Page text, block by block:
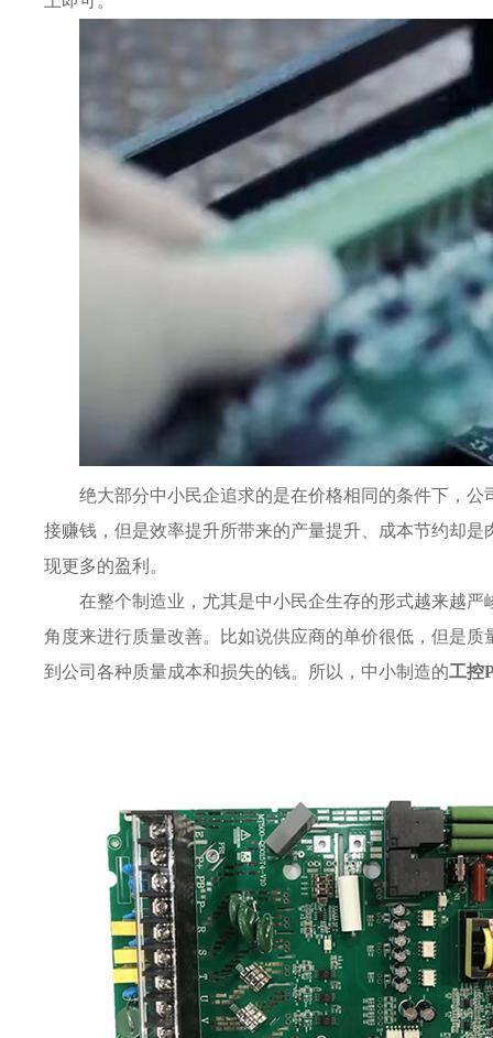
绝大部分中小民企追求的是在价格相同的条件下，
接赚钱，但是效率提升所带来的产量提升、成本节约却
现更多的盈利。
在整个制造业，尤其是中小民企生存的形式越来越
角度来进行质量改善。比如说供应商的单价很低，但是
到公司各种质量成本和损失的钱。所以，中小制造的工控